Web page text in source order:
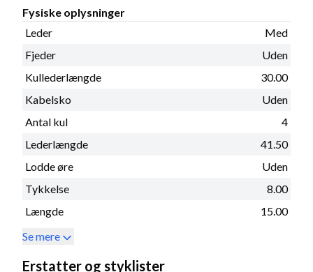
Fysiske oplysninger
Leder
Med
Fjeder
Uden
Kullederlængde
30.00
Kabelsko
Uden
Antal kul
4
Lederlængde
41.50
Lodde øre
Uden
Tykkelse
8.00
Længde
15.00
Se mere
Erstatter og styklister